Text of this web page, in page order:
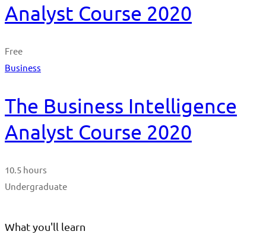
Analyst Course 2020
Free
Business
The Business Intelligence
Analyst Course 2020
10.5 hours
Undergraduate
What you'll learn